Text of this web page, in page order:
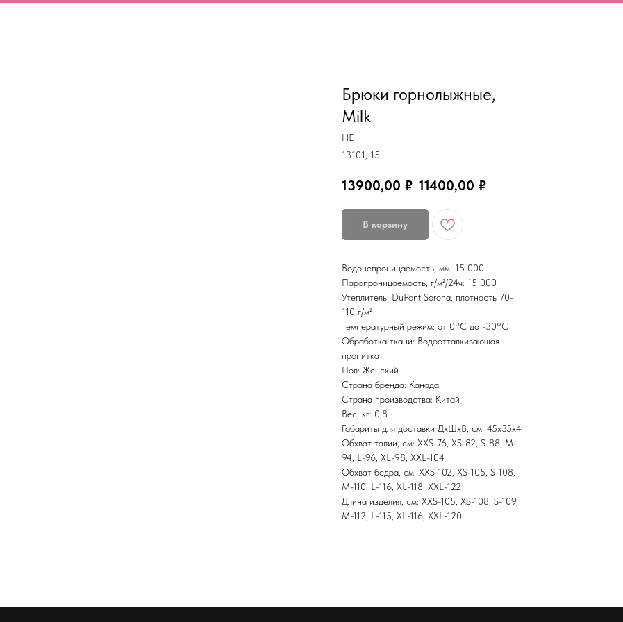
Брюки горнолыжные,
Milk
HE
13101, 15
13900,00 ₽ 11400,00 ₽
В корзину
Водонепроницаемость, мм: 15 000
Паропроницаемость, г/м²/24ч: 15 000
Утеплитель: DuPont Sorona, плотность 70-
110 г/м²
Температурный режим: от 0°С до -30°С
Обработка ткани: Водоотталкивающая
пропитка
Пол: Женский
Страна бренда: Канада
Страна производства: Китай
Вес, кг: 0,8
Габариты для доставки ДхШхВ, см: 45х35х4
Обхват талии, см: XXS-76, XS-82, S-88, M-
94, L-96, XL-98, XXL-104
Обхват бедра, см: XXS-102, XS-105, S-108,
M-110, L-116, XL-118, XXL-122
Длина изделия, см: XXS-105, XS-108, S-109,
M-112, L-115, XL-116, XXL-120
ПУБЛИЧНАЯ ОФЕРТА